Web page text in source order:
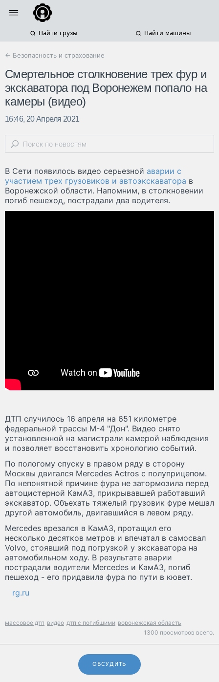
Найти грузы Найти машины
← Безопасность и страхование
Смертельное столкновение трех фур и
экскаватора под Воронежем попало на
камеры (видео)
16:46, 20 Апреля 2021
В Сети появилось видео серьезной аварии с
участием трех грузовиков и автоэкскаватора в
Воронежской области. Напомним, в столкновении
погиб пешеход, пострадали два водителя.
ДТП случилось 16 апреля на 651 километре
федеральной трассы М-4 "Дон". Видео снято
установленной на магистрали камерой наблюдения
и позволяет восстановить хронологию событий.
По пологому спуску в правом ряду в сторону
Москвы двигался Mercedes Actros c полуприцепом.
По непонятной причине фура не затормозила перед
автоцистерной КамАЗ, прикрывавшей работавший
экскаватор. Объехать тяжелый грузовик фуре мешал
другой автомобиль, двигавшийся в левом ряду.
Mercedes врезался в КамАЗ, протащил его
несколько десятков метров и впечатал в самосвал
Volvo, стоявший под погрузкой у экскаватора на
автомобильном ходу. В результате аварии
пострадали водители Mercedes и КамАЗ, погиб
пешеход - его придавила фура по пути в кювет.
rg.ru
массовое дтп видео дтп с погибшими воронежская область
1300 просмотров всего.
ОБСУДИТЬ